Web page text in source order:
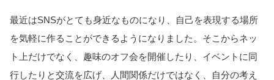
最近はSNSがとても身近なものになり、自己を表現する場所
を気軽に作ることができるようになりました。そこからネッ
ト上だけでなく、趣味のオフ会を開催したり、イベントに同
行したりと交流を広げ、人間関係だけではなく、自分の考え